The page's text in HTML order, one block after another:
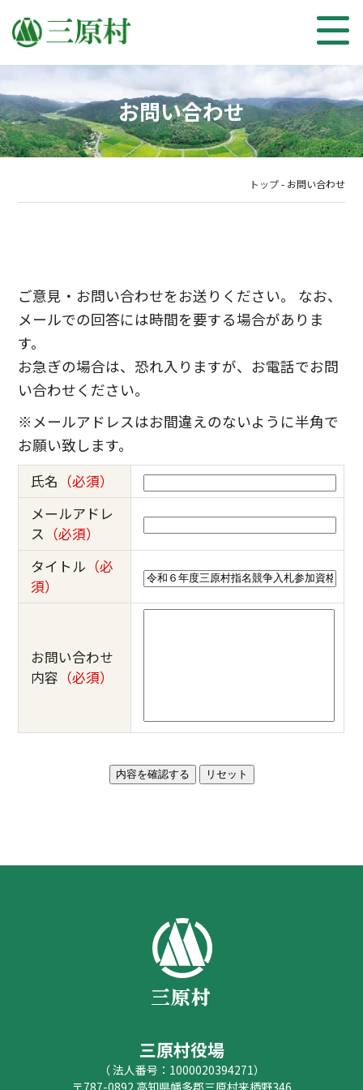
お問い合わせ
トップ - お問い合わせ
ご意見・お問い合わせをお送りください。 なお、
メールでの回答には時間を要する場合がありま
す。
お急ぎの場合は、恐れ入りますが、お電話でお問
い合わせください。
※メールアドレスはお間違えのないように半角で
お願い致します。
氏名 （必須）
メールアドレ
ス （必須）
タイトル （必
須）
お問い合わせ
内容 （必須）
三原村役場
（ 法人番号：1000020394271）
〒787-0892 高知県幡多郡三原村来栖野346